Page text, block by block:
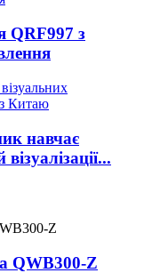
QRF997 з
навчає
QWB300-Z